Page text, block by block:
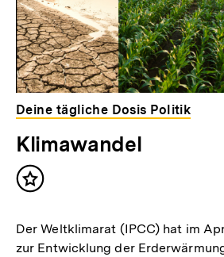
Deine tägliche Dosis Politik
Klimawandel
Inhalt
Der Weltklimarat (IPCC) hat im
zur Entwicklung der